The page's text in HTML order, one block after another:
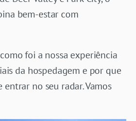
bem-estar com
foi a nossa experiência
da hospedagem e por que
entrar no seu radar. Vamos